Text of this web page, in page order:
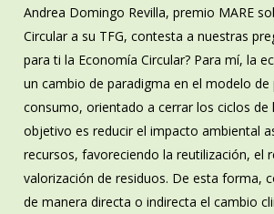
Andrea Domingo Revilla, premio MARE
Circular a su TFG, contesta a nuestras
para ti la Economía Circular? Para mí, la
un cambio de paradigma en el modelo de
consumo, orientado a cerrar los ciclos de
objetivo es reducir el impacto ambiental
recursos, favoreciendo la reutilización, el
valorización de residuos. De esta forma,
de manera directa o indirecta el cambio